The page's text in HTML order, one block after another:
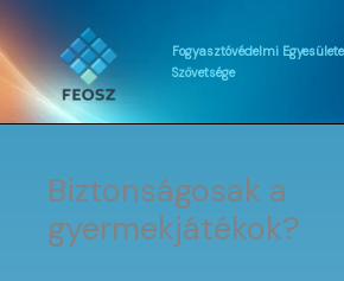
Skip
to
content
Fogyasztóvédelmi
Szövetsége
Biztonságosak a
gyermekjátékok?